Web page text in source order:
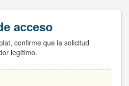
acceso
confirme que la solicitud
legítimo.